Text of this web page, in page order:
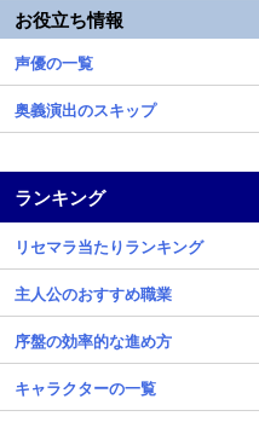
お役立ち情報
声優の一覧
奥義演出のスキップ
ランキング
リセマラ当たりランキング
主人公のおすすめ職業
序盤の効率的な進め方
キャラクターの一覧